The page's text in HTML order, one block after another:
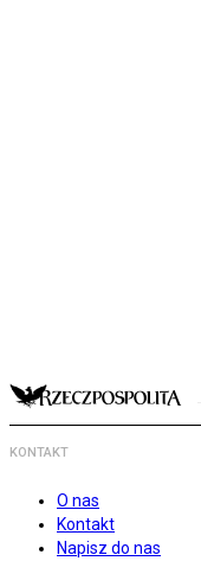
KONTAKT
O nas
Kontakt
Napisz do nas